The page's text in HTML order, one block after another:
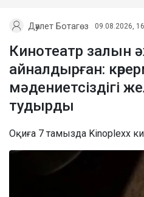
Дәулет Ботагөз 09.08.2026,
Кинотеатр залын
айналдырған:
мәдениетсіздігі
тудырды
Оқиға 7 тамызда Kinoplexx